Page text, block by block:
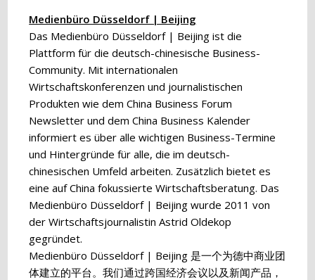
Medienbüro Düsseldorf | Beijing
Das Medienbüro Düsseldorf | Beijing ist die
Plattform für die deutsch-chinesische Business-
Community. Mit internationalen
Wirtschaftskonferenzen und journalistischen
Produkten wie dem China Business Forum
Newsletter und dem China Business Kalender
informiert es über alle wichtigen Business-Termine
und Hintergründe für alle, die im deutsch-
chinesischen Umfeld arbeiten. Zusätzlich bietet es
eine auf China fokussierte Wirtschaftsberatung. Das
Medienbüro Düsseldorf | Beijing wurde 2011 von
der Wirtschaftsjournalistin Astrid Oldekop
gegründet.
Medienbüro Düsseldorf | Beijing 是一个为德中商业团
体建立的平台。我们通过跨国经济会议以及新闻产品，